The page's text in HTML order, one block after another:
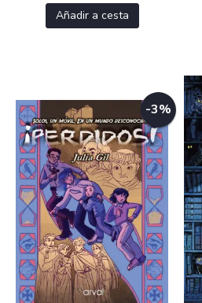
Añadir a cesta
-3%